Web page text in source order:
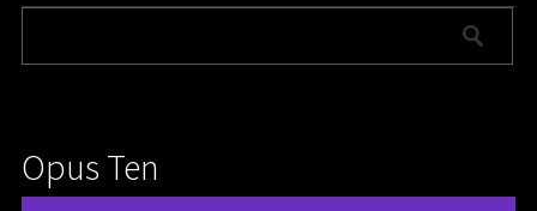
Opus Ten